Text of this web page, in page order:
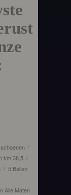
/
t/m 38,5 /
/ 5 Ballen
Alle Maten